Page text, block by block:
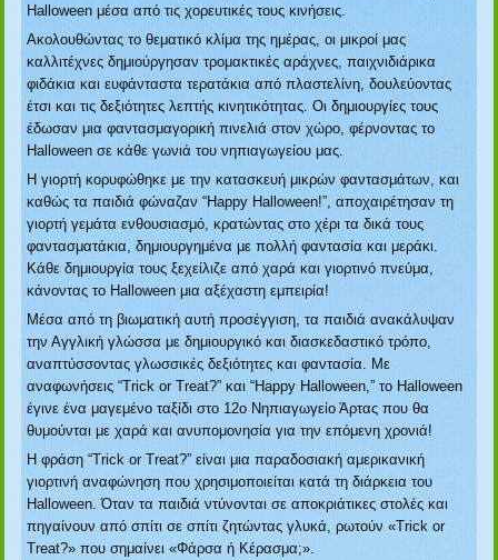
Halloween μέσα από τις χορευτικές τους κινήσεις.
Ακολουθώντας το θεματικό κλίμα της ημέρας, οι μικροί μας
καλλιτέχνες δημιούργησαν τρομακτικές αράχνες, παιχνιδιάρικα
φιδάκια και ευφάνταστα τερατάκια από πλαστελίνη, δουλεύοντας
έτσι και τις δεξιότητες λεπτής κινητικότητας. Οι δημιουργίες τους
έδωσαν μια φαντασμαγορική πινελιά στον χώρο, φέρνοντας το
Halloween σε κάθε γωνιά του νηπιαγωγείου μας.
Η γιορτή κορυφώθηκε με την κατασκευή μικρών φαντασμάτων, και
καθώς τα παιδιά φώναζαν“Happy Halloween!” , αποχαιρέτησαν τη
γιορτή γεμάτα ενθουσιασμό, κρατώντας στο χέρι τα δικά τους
φαντασματάκια, δημιουργημένα με πολλή φαντασία και μεράκι.
Κάθε δημιουργία τους ξεχείλιζε από χαρά και γιορτινό πνεύμα,
κάνοντας το Halloween μια αξέχαστη εμπειρία!
Μέσα από τη βιωματική αυτή προσέγγιση, τα παιδιά ανακάλυψαν
την Αγγλική γλώσσα με δημιουργικό και διασκεδαστικό τρόπο,
αναπτύσσοντας γλωσσικές δεξιότητες και φαντασία. Με
αναφωνήσεις “Trick or Treat?” και “Happy Halloween,” το Halloween
έγινε ένα μαγεμένο ταξίδι στο 12ο Νηπιαγωγείο Άρτας που θα
θυμούνται με χαρά και ανυπομονησία για την επόμενη χρονιά!
Η φράση“Trick or Treat?” είναι μια παραδοσιακή αμερικανική
γιορτινή αναφώνηση που χρησιμοποιείται κατά τη διάρκεια του
Halloween. Όταν τα παιδιά ντύνονται σε αποκριάτικες στολές και
πηγαίνουν από σπίτι σε σπίτι ζητώντας γλυκά, ρωτούν «Trick or
Treat?» που σημαίνει «Φάρσα ή Κέρασμα;».